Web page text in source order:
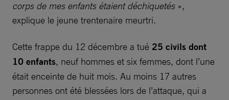
corps de mes enfants étaient déchiquetés»,
explique le jeune trentenaire meurtri.
Cette frappe du 12 décembre a tué 25 civils dont
10 enfants, neuf hommes et six femmes, dont l’une
était enceinte de huit mois. Au moins 17 autres
personnes ont été blessées lors de l’attaque, qui a